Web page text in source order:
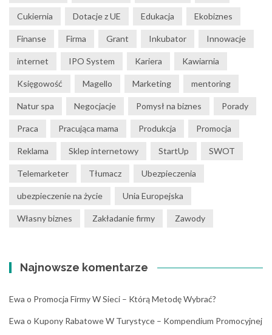
Cukiernia Dotacje z UE Edukacja Ekobiznes
Finanse Firma Grant Inkubator Innowacje
internet IPO System Kariera Kawiarnia
Księgowość Magello Marketing mentoring
Natur spa Negocjacje Pomysł na biznes Porady
Praca Pracująca mama Produkcja Promocja
Reklama Sklep internetowy StartUp SWOT
Telemarketer Tłumacz Ubezpieczenia
ubezpieczenie na życie Unia Europejska
Własny biznes Zakładanie firmy Zawody
Najnowsze komentarze
Ewa o Promocja Firmy W Sieci – Którą Metodę Wybrać?
Ewa o Kupony Rabatowe W Turystyce – Kompendium Promocyjnej